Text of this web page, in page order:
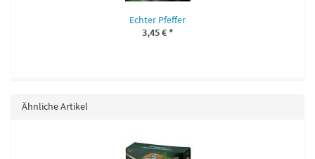
Echter Pfeffer
3,45 €*
Ähnliche Artikel